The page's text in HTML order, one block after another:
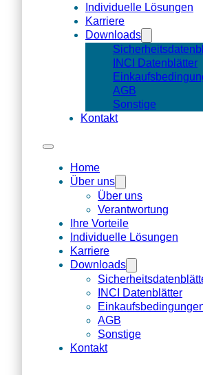
Individuelle Lösungen
Karriere
Downloads
INCI Datenblätter
AGB
Sonstige
Kontakt
Home
Über uns
Über uns
Verantwortung
Ihre Vorteile
Individuelle Lösungen
Karriere
Downloads
INCI Datenblätter
AGB
Sonstige
Kontakt